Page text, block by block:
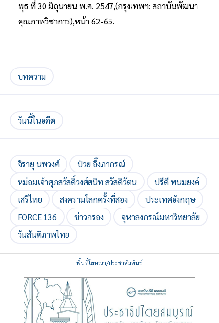
พุธ ที่ 30 มิถุนายน พ.ศ. 2547,(กรุงเทพฯ: สถาบันพัฒนา
คุณภาพวิชาการ),หน้า 62-65.
บทความ
วันนี้ในอดีต
จิรายุ นพวงศ์
ป๋วย อึ๊งภากรณ์
หม่อมเจ้าศุภสวัสดิ์วงศ์สนิท สวัสดิวัตน
ปรีดี พนมยงค์
เสรีไทย
สงครามโลกครั้งที่สอง
ประเทศอังกฤษ
FORCE 136
ข่าวกรอง
จุฬาลงกรณ์มหาวิทยาลัย
วันสันติภาพไทย
พื้นที่โฆษณา/ประชาสัมพันธ์